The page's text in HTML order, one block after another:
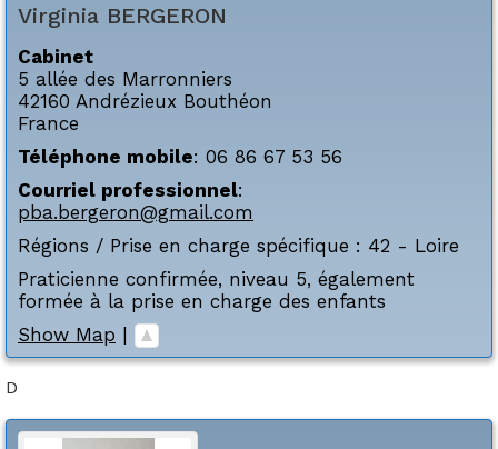
Virginia BERGERON
Cabinet
5 allée des Marronniers
42160 Andrézieux Bouthéon
France
Téléphone mobile: 06 86 67 53 56
Courriel professionnel:
pba.bergeron@gmail.com
Régions / Prise en charge spécifique : 42 - Loire
Praticienne confirmée, niveau 5, également
formée à la prise en charge des enfants
Show Map |
D